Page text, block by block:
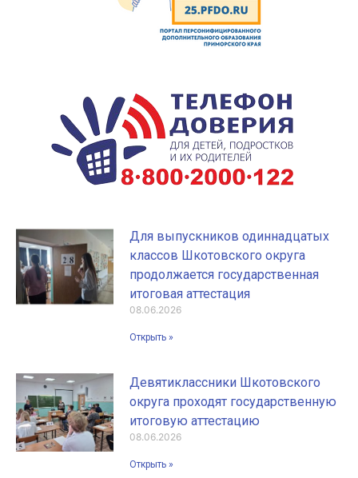
Для выпускников одиннадцатых
классов Шкотовского округа
продолжается государственная
итоговая аттестация
08.06.2026
Открыть »
Девятиклассники Шкотовского
округа проходят государственную
итоговую аттестацию
08.06.2026
Открыть »